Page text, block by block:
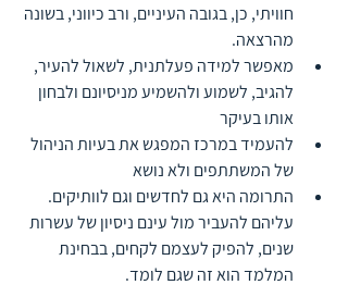
חוויתי, כן, בגובה העיניים, ורב כיווני, בשונה
מהרצאה.
מאפשר למידה פעלתנית, לשאול להעיר,
להגיב, לשמוע ולהשמיע מניסיונם ולבחון
אותו בעיקר
להעמיד במרכז המפגש את בעיות הניהול
של המשתתפים ולא נושא
התרומה היא גם לחדשים וגם לוותיקים.
עליהם להעביר מול עינם ניסיון של עשרות
שנים, להפיק לעצמם לקחים, בבחינת
המלמד הוא זה שגם לומד.